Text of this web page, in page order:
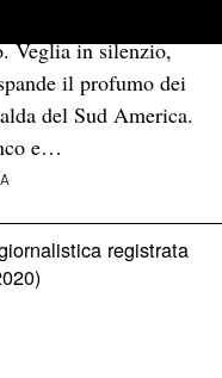
Veglia in silenzio,
il profumo dei
del Sud America.
e…
registrata